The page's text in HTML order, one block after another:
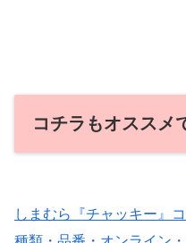
コチラもオススメ
しまむら『チャッキー』